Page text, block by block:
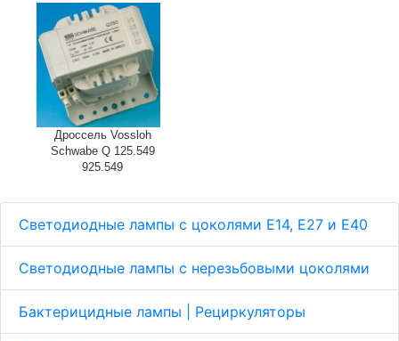
Светодиодные лампы с цоколями Е14, E27 и E40
Светодиодные лампы с нерезьбовыми цоколями
Бактерицидные лампы | Рециркуляторы
Дроссель Vossloh
Schwabe Q 125.549
925.549